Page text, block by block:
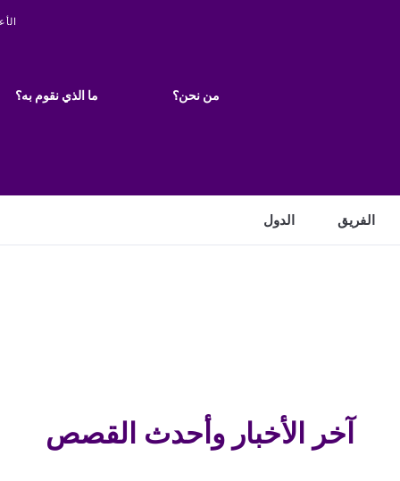
navigation
من نحن؟ ما الذي نقوم به؟
الفريق الدول
آخر الأخبار وأحدث القصص